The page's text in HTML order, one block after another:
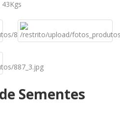
Sementes